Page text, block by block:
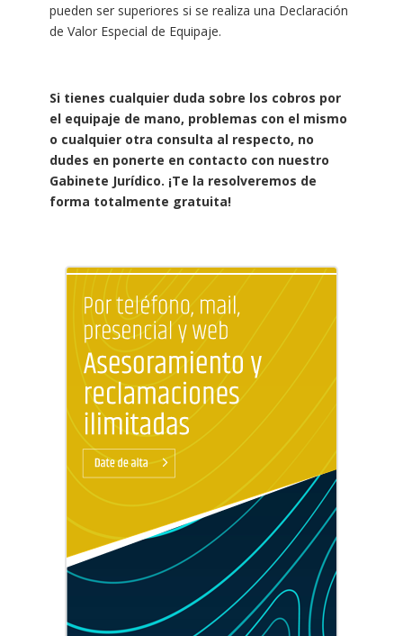
pueden ser superiores si se realiza una Declaración
de Valor Especial de Equipaje.
Si tienes cualquier duda sobre los cobros por
el equipaje de mano, problemas con el mismo
o cualquier otra consulta al respecto, no
dudes en ponerte en contacto con nuestro
Gabinete Jurídico. ¡Te la resolveremos de
forma totalmente gratuita!